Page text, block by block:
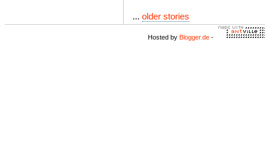
... older stories
Hosted by Blogger.de -